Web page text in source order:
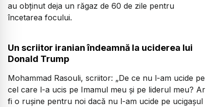
au obținut deja un răgaz de 60 de zile pentru
încetarea focului.
Un scriitor iranian îndeamnă la uciderea lui
Donald Trump
Mohammad Rasouli, scriitor: „De ce nu l-am ucide pe
cel care l-a ucis pe Imamul meu și pe liderul meu? Ar
fi o rușine pentru noi dacă nu l-am ucide pe ucigașul